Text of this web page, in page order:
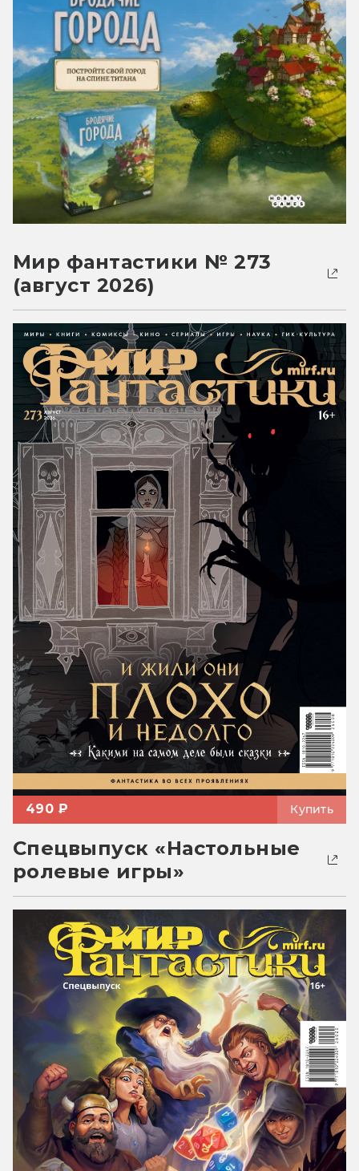
Мир фантастики № 273
(август 2026)
490 ₽ Купить
Спецвыпуск «Настольные
ролевые игры»